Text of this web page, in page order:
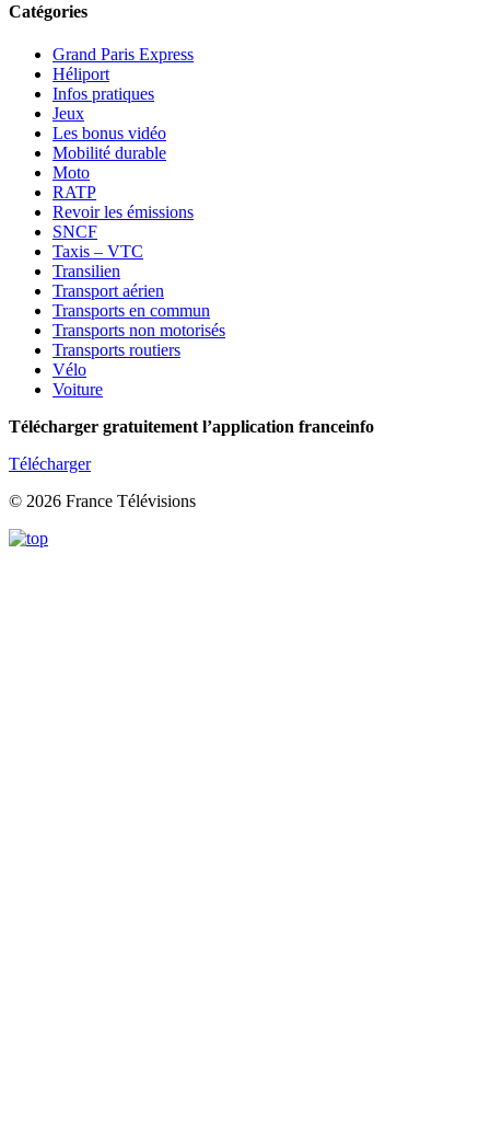
Catégories
Grand Paris Express
Héliport
Infos pratiques
Jeux
Les bonus vidéo
Mobilité durable
Moto
RATP
Revoir les émissions
SNCF
Taxis – VTC
Transilien
Transport aérien
Transports en commun
Transports non motorisés
Transports routiers
Vélo
Voiture
Télécharger gratuitement l’application franceinfo
Télécharger
© 2026 France Télévisions